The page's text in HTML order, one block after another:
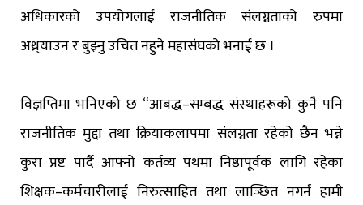
अधिकारको उपयोगलाई राजनीतिक संलग्नताको रुपमा
अथ्र्याउन र बुझ्नु उचित नहुने महासंघको भनाई छ ।
विज्ञप्तिमा भनिएको छ “आबद्ध–सम्बद्ध संस्थाहरूको कुनै पनि
राजनीतिक मुद्दा तथा क्रियाकलापमा संलग्नता रहेको छैन भन्ने
कुरा प्रष्ट पार्दै आफ्नो कर्तव्य पथमा निष्ठापूर्वक लागि रहेका
शिक्षक–कर्मचारीलाई निरुत्साहित तथा लाञ्छित नगर्न हामी